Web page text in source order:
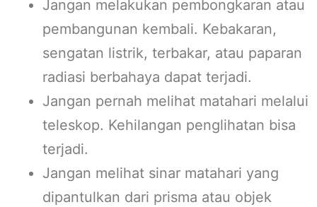
Jangan melakukan pembongkaran atau
pembangunan kembali. Kebakaran,
sengatan listrik, terbakar, atau paparan
radiasi berbahaya dapat terjadi.
Jangan pernah melihat matahari melalui
teleskop. Kehilangan penglihatan bisa
terjadi.
Jangan melihat sinar matahari yang
dipantulkan dari prisma atau objek